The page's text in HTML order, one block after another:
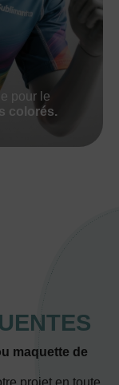
pour le
colorés.
maquette de
projet en toute